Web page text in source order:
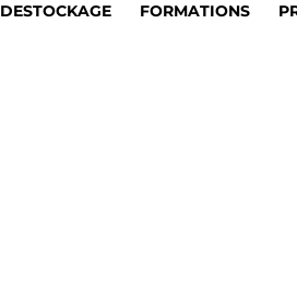
DESTOCKAGE FORMATIONS